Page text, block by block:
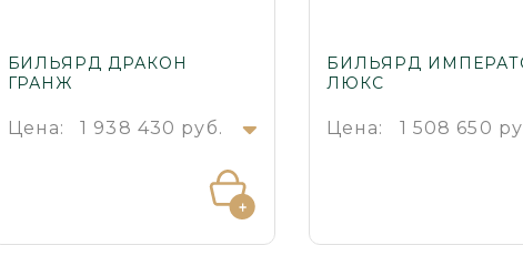
БИЛЬЯРД ДРАКОН
ГРАНЖ
Цена: 1 938 430 руб.
БИЛЬЯРД
ЛЮКС
Цена: 1 508 650